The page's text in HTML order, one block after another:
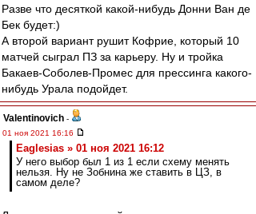
Разве что десяткой какой-нибудь Донни Ван де
Бек будет:)
А второй вариант рушит Кофрие, который 10
матчей сыграл ПЗ за карьеру. Ну и тройка
Бакаев-Соболев-Промес для прессинга какого-
нибудь Урала подойдет.
Valentinovich -
01 ноя 2021 16:16
Eaglesias » 01 ноя 2021 16:12
У него выбор был 1 из 1 если схему менять
нельзя. Ну не Зобнина же ставить в ЦЗ, в
самом деле?